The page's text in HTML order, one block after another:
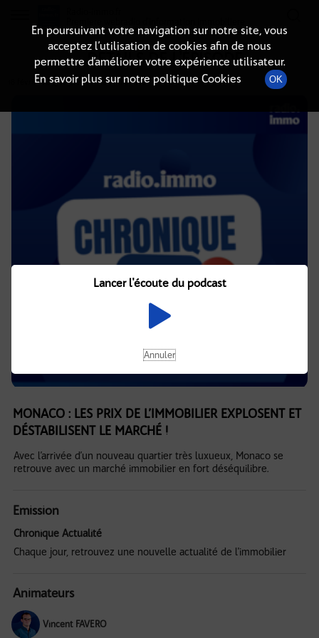
DÉTAILS DE L'ÉPISODE
18 février 2025à 5h02, durée : 2 minutes
MONACO : LES PRIX DE L’IMMOBILIER EXPLOSENT ET
DÉSTABILISENT LE MARCHÉ !
Avec l’arrivée d’un nouveau quartier très luxueux, Monaco se
retrouve avec un marché immobilier en fort déséquilibre.
Emission
Chronique Actualité
Chaque jour, retrouvez une nouvelle actualité de l'immobilier
Animateurs
Vincent FAVERO
En poursuivant votre navigation sur notre site, vous
acceptez l’utilisation de cookies afin de nous
permettre d’améliorer votre expérience utilisateur.
En savoir plus sur notre politique Cookies
OK
Lancer l'écoute du podcast
Annuler